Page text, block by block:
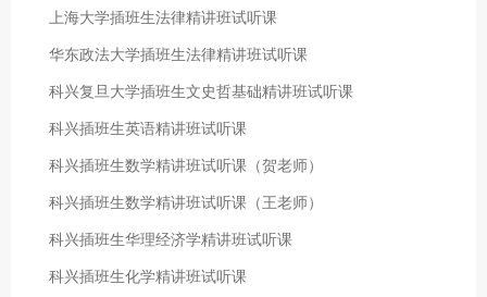
上海大学插班生法律精讲班试听课
华东政法大学插班生法律精讲班试听课
科兴复旦大学插班生文史哲基础精讲班试听课
科兴插班生英语精讲班试听课
科兴插班生数学精讲班试听课（贺老师）
科兴插班生数学精讲班试听课（王老师）
科兴插班生华理经济学精讲班试听课
科兴插班生化学精讲班试听课